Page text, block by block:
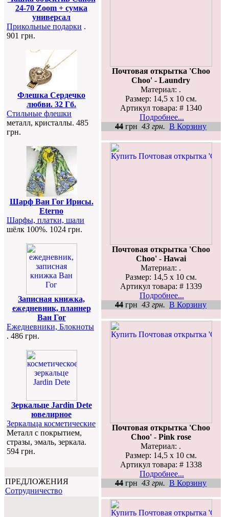
24-70 Zoom + сумка
универсал
Прикольные подарки .
901 грн.
Флешка Сердечко
любви. 32 Гб.
Стильные флешки
металл, кристаллы. 485
грн.
Шарф Ван Гог Ирисы.
Eterno
Шарфы, платки, шали
шёлк 100%. 1024 грн.
Записная книжка,
ежедневник, планнер
Ван Гог
Ежедневники, Блокноты
. 486 грн.
Зеркальце Jardin Dete
ювелирное
Зеркальца косметические
Металл с покрытием,
стразы, эмаль, зеркала.
594 грн.
ПРЕДЛОЖЕНИЯ
Cотрудничество
Почтовая открытка 'Choo
Choo' - Laundry
Материал: .
Размер: 14,5 х 10 см.
Артикул товара: # 1340
Подробнее...
44 грн 43 грн. В Корзину
Почтовая открытка 'Choo
Choo' - Hawai
Материал: .
Размер: 14,5 х 10 см.
Артикул товара: # 1339
Подробнее...
44 грн 43 грн. В Корзину
Почтовая открытка 'Choo
Choo' - Pink rose
Материал: .
Размер: 14,5 х 10 см.
Артикул товара: # 1338
Подробнее...
44 грн 43 грн. В Корзину